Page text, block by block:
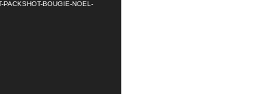
BOUGIE-NOEL-